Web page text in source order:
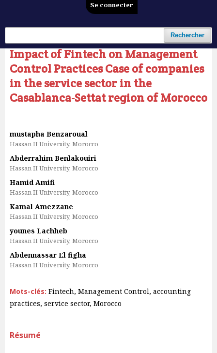
Se connecter
Rechercher
Vol. 6 No 10 (2025): Revue Française d'Economie et de Gestion
Articles
Impact of Fintech on Management
Control Practices Case of companies
in the service sector in the
Casablanca-Settat region of Morocco
mustapha Benzaroual
Hassan II University, Morocco
Abderrahim Benlakouiri
Hassan II University, Morocco
Hamid Amifi
Hassan II University, Morocco
Kamal Amezzane
Hassan II University, Morocco
younes Lachheb
Hassan II University, Morocco
Abdennassar El figha
Hassan II University, Morocco
Mots-clés: Fintech, Management Control, accounting
practices, service sector, Morocco
Résumé